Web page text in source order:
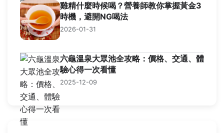
雞精什麼時候喝？營養師教你掌握黃金3
時機，避開NG喝法
2026-01-31
六龜溫泉大眾池全攻略：價格、交通、體
驗心得一次看懂
2025-12-09